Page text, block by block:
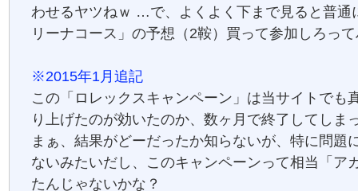
わせるヤツねｗ …で、よくよく下まで見ると普通
リーナコース」の予想（2鞍）買って参加しろっ
※2015年1月追記
この「ロレックスキャンペーン」は当サイトでも
り上げたのが効いたのか、数ヶ月で終了してし
まぁ、結果がどーだったか知らないが、特に問題
ないみたいだし、このキャンペーンって相当「ア
たんじゃないかな？